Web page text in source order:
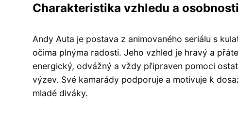
Charakteristika vzhledu a
Andy Auta je postava z animovaného seriálu s
očima plnýma radosti. Jeho vzhled je hravý a
energický, odvážný a vždy připraven pomoci
výzev. Své kamarády podporuje a motivuje k
mladé diváky.